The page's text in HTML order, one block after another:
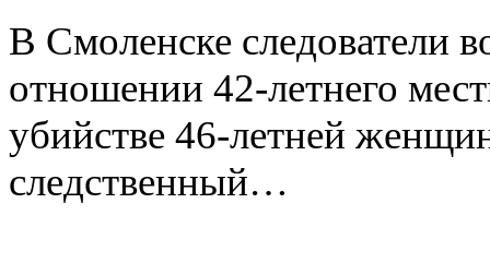
В Смоленске следователи
отношении 42-летнего
убийстве 46-летней
следственный…